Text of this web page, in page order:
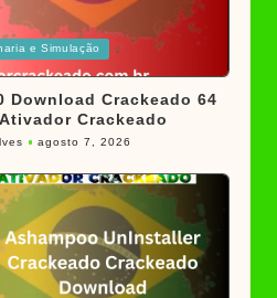
e Simulação
Download Crackeado 64
Crackeado
agosto 7, 2026